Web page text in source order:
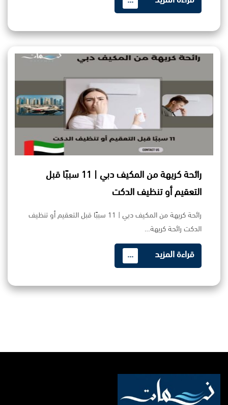
رائحة كريهة من المكيف دبي | 11 سببًا قبل
التعقيم أو تنظيف الدكت
رائحة كريهة من المكيف دبي | 11 سببًا قبل التعقيم أو تنظيف
الدكت رائحة كريهة…
قراءة المزيد ...